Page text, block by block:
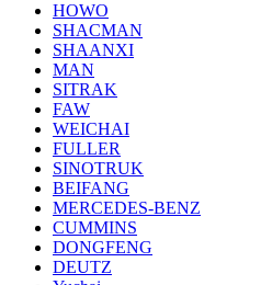
HOWO
SHACMAN
SHAANXI
MAN
SITRAK
FAW
WEICHAI
FULLER
SINOTRUK
BEIFANG
MERCEDES-BENZ
CUMMINS
DONGFENG
DEUTZ